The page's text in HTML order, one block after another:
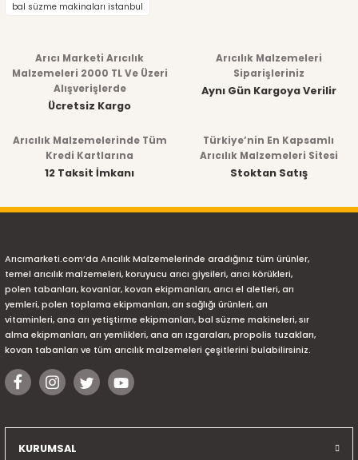
Ürün açıklamasında eksik bilgiler bulunuyor.
Ürün bilgilerinde hatalar bulunuyor.
Bu ürüne benzer farklı alternatifler olmalı.
Gönder
bal süzme makinaları istanbul
Arıcı Marketi Arıcılık
Malzemeleri 2000 TL Ve Üzeri
Alışverişlerde
Ücretsiz Kargo
Arıcılık Malzemeleri
Siparişleriniz
Aynı Gün Kargoya Verilir
Arıcılık Malzemelerinde Tüm
Kredi Kartlarına
12 Taksit İmkanı
Türkiye’nin En Kapsamlı
Arıcılık Malzemeleri Sitesi
Stoktan Satış
Arıcımarketi.com’da Arıcılık Malzemelerinde aradığınız tüm ürünler,
temel arıcılık malzemeleri, koruyucu arıcı giysileri, arıcı körükleri,
polen tabanları, kovanlar, kovan ekipmanları, arıcı el aletleri, arı
yemleri, polen toplama ekipmanları, arı sağlığı ürünleri, arı
vitaminleri, ana arı yetiştirme ekipmanları, bal süzme makineleri, sır
alma ekipmanları, arı yemlikleri, ana arı ızgaraları, propolis tuzakları,
kovan tabanları ve tüm arıcılık malzemeleri çeşitlerini bulabilirsiniz.
KURUMSAL